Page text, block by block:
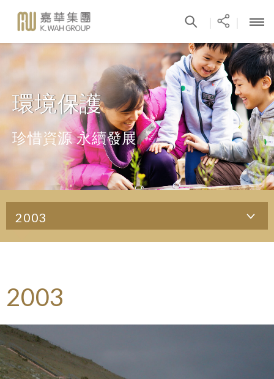
環境保護
珍惜資源 永續發展
2003
2003